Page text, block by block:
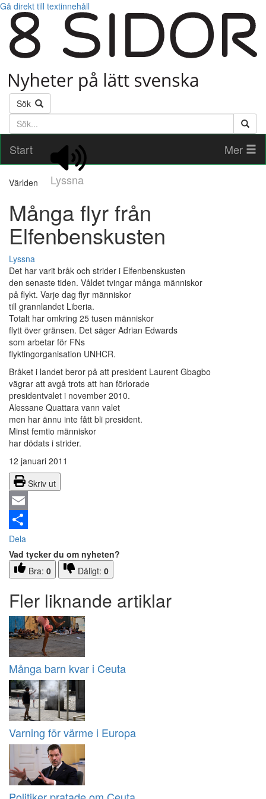
Gå direkt till textinnehåll
Sök
Söktext
Start
Lyssna
Mer
Världen
Många flyr från
Elfenbenskusten
Lyssna
Det har varit bråk och strider i Elfenbenskusten
den senaste tiden. Våldet tvingar många människor
på flykt. Varje dag flyr människor
till grannlandet Liberia.
Totalt har omkring 25 tusen människor
flytt över gränsen. Det säger Adrian Edwards
som arbetar för FNs
flyktingorganisation UNHCR.
Bråket i landet beror på att president Laurent Gbagbo
vägrar att avgå trots att han förlorade
presidentvalet i november 2010.
Alessane Quattara vann valet
men har ännu inte fått bli president.
Minst femtio människor
har dödats i strider.
12 januari 2011
Skriv ut
Email
Dela
Vad tycker du om nyheten?
Bra: 0 Dåligt: 0
Fler liknande artiklar
Många barn kvar i Ceuta
Varning för värme i Europa